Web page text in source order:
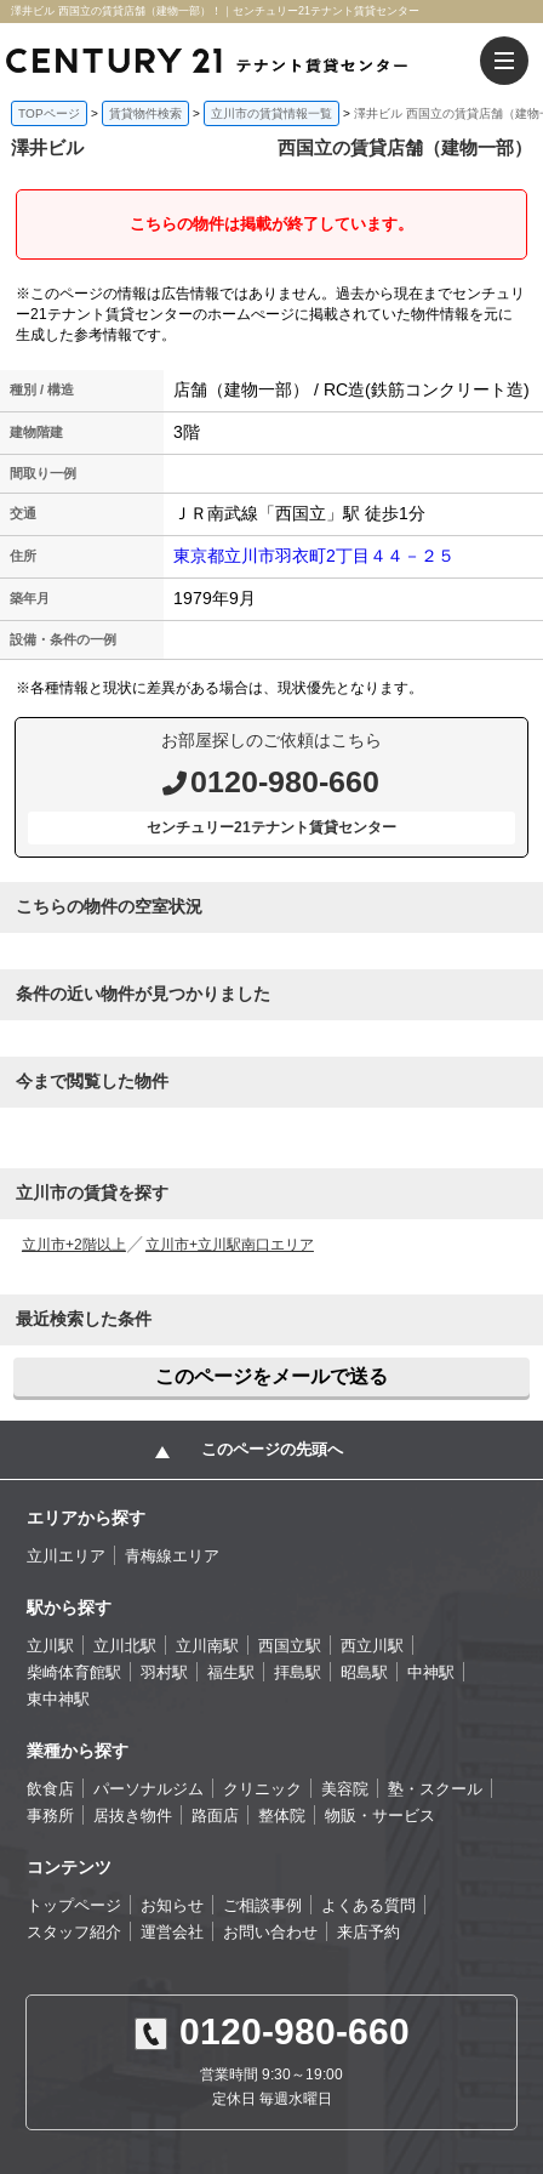
澤井ビル 西国立の賃貸店舗（建物一部）！｜センチュリー21テナント賃貸センター
TOPページ 賃貸物件検索 立川市の賃貸情報一覧 澤井ビル 西国立の賃貸店舗（建物
澤井ビル 西国立の賃貸店舗（建物一部）
こちらの物件は掲載が終了しています。
※このページの情報は広告情報ではありません。過去から現在までセンチュリ
ー21テナント賃貸センターのホームぺージに掲載されていた物件情報を元に
生成した参考情報です。
種別 / 構造 店舗（建物一部） / RC造(鉄筋コンクリート造)
建物階建 3階
間取り一例
交通 ＪＲ南武線「西国立」駅 徒歩1分
住所 東京都立川市羽衣町2丁目４４－２５
築年月 1979年9月
設備・条件の一例
※各種情報と現状に差異がある場合は、現状優先となります。
お部屋探しのご依頼はこちら
0120-980-660
センチュリー21テナント賃貸センター
こちらの物件の空室状況
条件の近い物件が見つかりました
今まで閲覧した物件
立川市の賃貸を探す
立川市+2階以上 立川市+立川駅南口エリア
最近検索した条件
このページをメールで送る
このページの先頭へ
エリアから探す
立川エリア 青梅線エリア
駅から探す
立川駅 立川北駅 立川南駅 西国立駅
西立川駅
柴崎体育館駅
羽村駅 福生駅 拝島駅 昭島駅
中神駅
東中神駅
業種から探す
飲食店 パーソナルジム クリニック 美容院
塾・スクール
事務所
居抜き物件 路面店 整体院 物販・サービス
コンテンツ
トップページ お知らせ ご相談事例
よくある質問
スタッフ紹介
運営会社 お問い合わせ 来店予約
0120-980-660
営業時間 9:30～19:00
定休日 毎週水曜日